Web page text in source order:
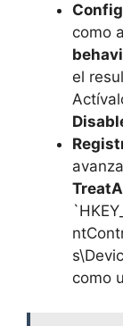
como
el
como